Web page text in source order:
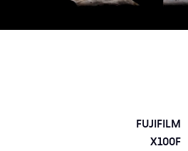
FUJIFILM
X100F